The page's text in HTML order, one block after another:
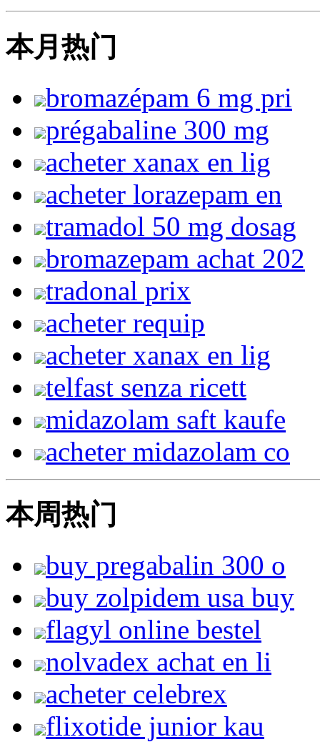
本月热门
bromazépam 6 mg pri
prégabaline 300 mg
acheter xanax en lig
acheter lorazepam en
tramadol 50 mg dosag
bromazepam achat 202
tradonal prix
acheter requip
acheter xanax en lig
telfast senza ricett
midazolam saft kaufe
acheter midazolam co
本周热门
buy pregabalin 300 o
buy zolpidem usa buy
flagyl online bestel
nolvadex achat en li
acheter celebrex
flixotide junior kau